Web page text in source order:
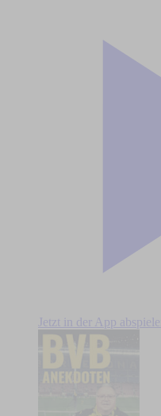
Jetzt in der App abspielen